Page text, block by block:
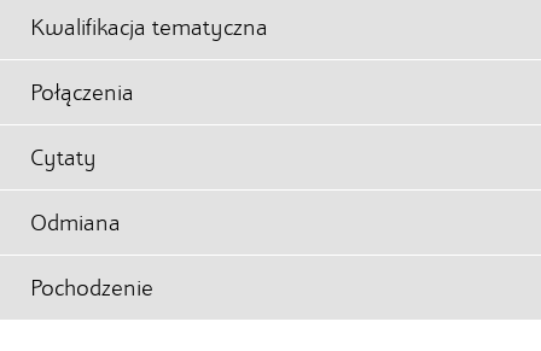
Kwalifikacja tematyczna
Połączenia
Cytaty
Odmiana
Pochodzenie